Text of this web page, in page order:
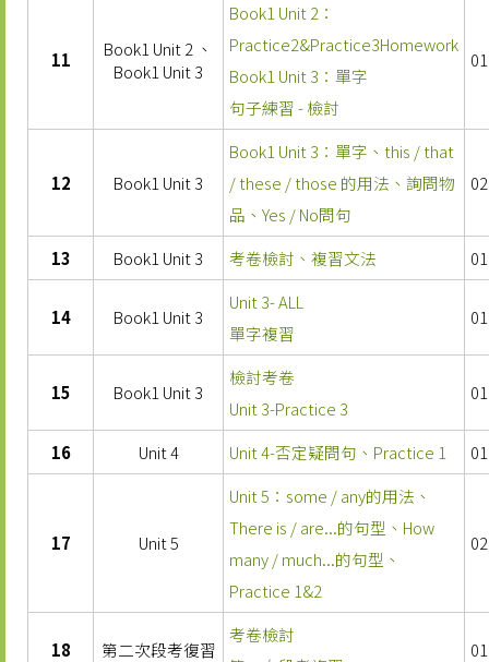
11
Book1 Unit 2 、
Book1 Unit 3
Book1 Unit 2：
Practice2&Practice3Homework
Book1 Unit 3：單字
句子練習 - 檢討
12 Book1 Unit 3
Book1 Unit 3：單字、this / that
/ these / those 的用法、詢問物
品、Yes / No問句
13 Book1 Unit 3 考卷檢討、複習文法
14 Book1 Unit 3
Unit 3- ALL
單字複習
15 Book1 Unit 3
檢討考卷
Unit 3-Practice 3
16 Unit 4 Unit 4-否定疑問句、Practice 1
17 Unit 5
Unit 5：some / any的用法、
There is / are...的句型、How
many / much...的句型、
Practice 1&2
18 第二次段考復習
考卷檢討